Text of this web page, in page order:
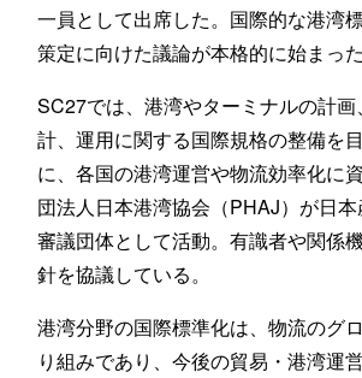
一員として出席した。国際的な港湾
策定に向けた議論が本格的に始まった
SC27では、港湾やターミナルの計画
計、運用に関する国際規格の整備を
に、各国の港湾運営や物流効率化に
団法人日本港湾協会（PHAJ）が日
審議団体として活動。有識者や関係
針を協議している。
港湾分野の国際標準化は、物流のグ
り組みであり、今後の貿易・港湾運